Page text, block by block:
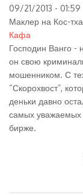
09/21/2013 - 01:59
Маклер на Кос-
Кафа
Господин Ванго -
он свою
мошенником. С
“Скорохвост”,
деньки давно
самых уважаемых
бирже.